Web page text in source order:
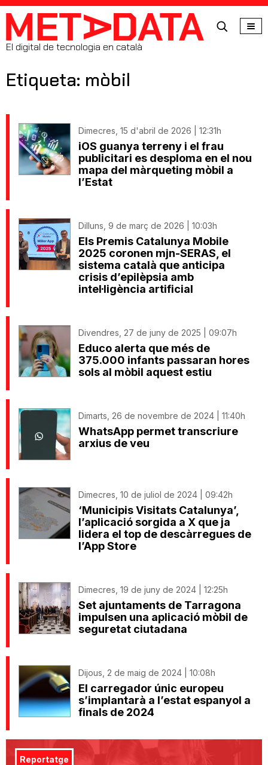
MetaData
El digital de tecnologia en català
Etiqueta: mòbil
Dimecres, 15 d'abril de 2026 | 12:31h
iOS guanya terreny i el frau
publicitari es desploma en el nou
mapa del màrqueting mòbil a
l’Estat
Dilluns, 9 de març de 2026 | 10:03h
Els Premis Catalunya Mobile
2025 coronen mjn-SERAS, el
sistema català que anticipa
crisis d’epilèpsia amb
intel·ligència artificial
Divendres, 27 de juny de 2025 | 09:07h
Educo alerta que més de
375.000 infants passaran hores
sols al mòbil aquest estiu
Dimarts, 26 de novembre de 2024 | 11:40h
WhatsApp permet transcriure
arxius de veu
Dimecres, 10 de juliol de 2024 | 09:42h
‘Municipis Visitats Catalunya’,
l’aplicació sorgida a X que ja
lidera el top de descàrregues de
l’App Store
Dimecres, 19 de juny de 2024 | 12:25h
Set ajuntaments de Tarragona
impulsen una aplicació mòbil de
seguretat ciutadana
Dijous, 2 de maig de 2024 | 10:08h
El carregador únic europeu
s’implantarà a l’estat espanyol a
finals de 2024
Reportatge